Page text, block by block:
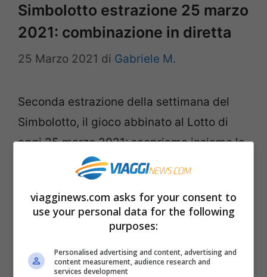
Simbolotto estrazione 25 marzo
2021: combinazione in diretta
25 Marzo 2021 di Gabriele M.
Seconda estrazione della settimana del
Simbolotto, il gioco abbinato al Lotto di
oggi 25 marzo 2021: scopriamo insieme la
combinazione in diretta. Secondo
appuntamento settimanale quello di oggi
25 marzo per Simbolotto, il gioco dove a
ogni numero è abbinato un simbolo. Ogni
abbinata al gioco. Dunque, da martedì …
viagginews.com asks for your consent to
use your personal data for the following
purposes:
Personalised advertising and content, advertising and
content measurement, audience research and
services development